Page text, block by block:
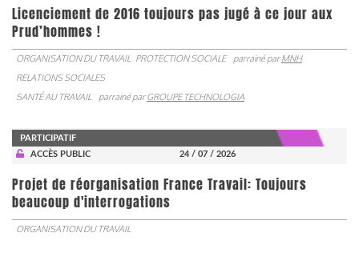
Licenciement de 2016 toujours pas jugé à ce jour aux
Prud’hommes !
ORGANISATION DU TRAVAIL PROTECTION SOCIALE parrainé parMNH
RELATIONS SOCIALES
SANTÉ AU TRAVAIL
parrainé parGROUPE TECHNOLOGIA
PARTICIPATIF
ACCÈS PUBLIC
24 / 07 / 2026
Projet de réorganisation France Travail: Toujours
beaucoup d'interrogations
ORGANISATION DU TRAVAIL